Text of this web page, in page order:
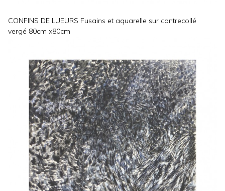
CONFINS DE LUEURS Fusains et aquarelle sur contrecollé
vergé 80cm x80cm